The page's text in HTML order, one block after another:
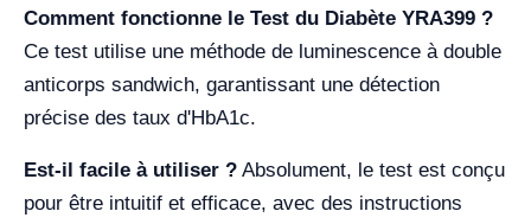
Comment fonctionne le Test du Diabète YRA399 ?
Ce test utilise une méthode de luminescence à double
anticorps sandwich, garantissant une détection
précise des taux d'HbA1c.
Est-il facile à utiliser ? Absolument, le test est conçu
pour être intuitif et efficace, avec des instructions